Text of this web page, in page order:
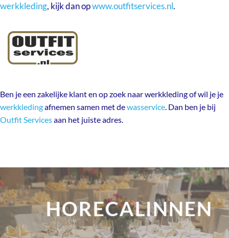
werkkleding, kijk dan opwww.outfitservices.nl.
Ben je een zakelijke klant en op zoek naar werkkleding of wil je je
werkkledingafnemen samen met dewasservice. Dan ben je bij
Outfit Servicesaan het juiste adres.
HORECALINNEN